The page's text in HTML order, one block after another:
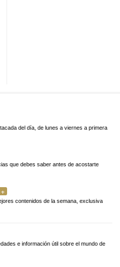
del día, de lunes a viernes a primera
que debes saber antes de acostarte
contenidos de la semana, exclusiva
e información útil sobre el mundo de